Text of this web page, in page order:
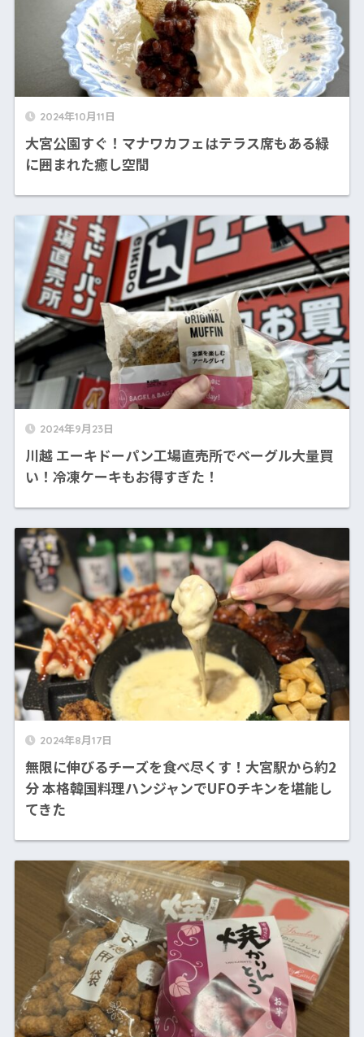
2024年10月11日
大宮公園すぐ！マナワカフェはテラス席もある緑
に囲まれた癒し空間
2024年9月23日
川越 エーキドーパン工場直売所でベーグル大量買
い！冷凍ケーキもお得すぎた！
2024年8月17日
無限に伸びるチーズを食べ尽くす！大宮駅から約2
分 本格韓国料理ハンジャンでUFOチキンを堪能し
てきた